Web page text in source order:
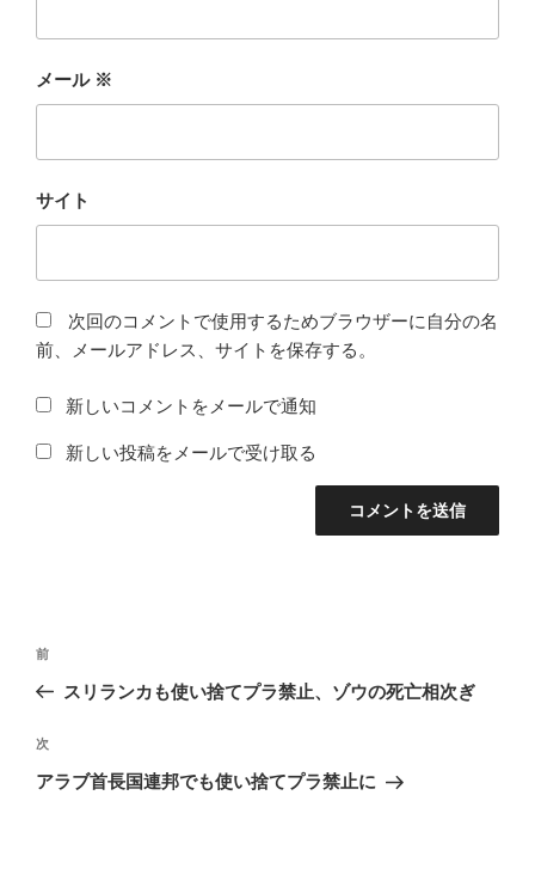
メール ※
サイト
次回のコメントで使用するためブラウザーに自分の名
前、メールアドレス、サイトを保存する。
新しいコメントをメールで通知
新しい投稿をメールで受け取る
投
ビ
ゲ
前
の
稿
前
スリランカも使い捨てプラ禁止、ゾウの死亡相次ぎ
次
の
次
アラブ首長国連邦でも使い捨てプラ禁止に